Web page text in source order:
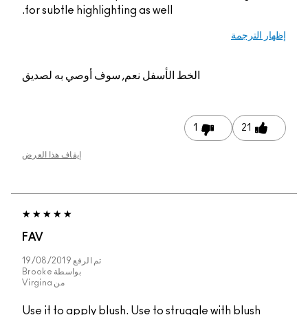
for subtle highlighting as well.
إظهار الترجمة
الخط الأسفلنعم, سوف أوصي به لصديق
21
1
إيقاف هذا العرض
FAV
تم الرفع 19/08/2019
بواسطة Brooke
من Virgina
Use it to apply blush. Use to struggle with blush